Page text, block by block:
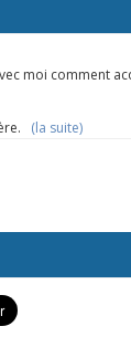
moi comment
(la suite)